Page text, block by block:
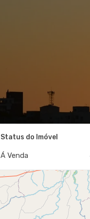
Status do Imóvel
Á Venda